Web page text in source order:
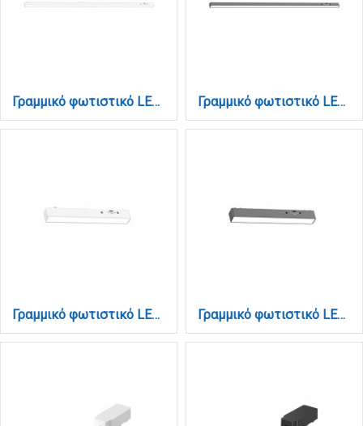
Γραμμικό φωτιστικό LED 30W 3CCT για Ultra Thin ράγα σε λευκή απόχρωση D:91,5X2,6X2,4cm (TMU0070-White) Γραμμικό φωτιστικό LED 30W 3CCT για Ultra Thin ράγα σε μαύρη απόχρωση D:91,5X2,6X2,4cm (TMU0070-Black)
Γραμμικό φωτιστικό LED 7W 3CCT για Ultra Thin ράγα σε λευκή απόχρωση D:23X2,6X2,4cm (TMU0040-White) Γραμμικό φωτιστικό LED 7W 3CCT για Ultra Thin ράγα σε μαύρη απόχρωση D:23X2,6X2,4cm (TMU0040-Black)